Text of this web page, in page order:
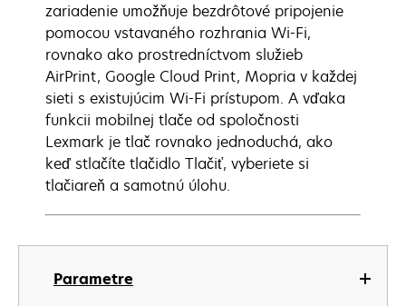
Parametre
zariadenie umožňuje bezdrôtové pripojenie
pomocou vstavaného rozhrania Wi-Fi,
rovnako ako prostredníctvom služieb
AirPrint, Google Cloud Print, Mopria v každej
sieti s existujúcim Wi-Fi prístupom. A vďaka
funkcii mobilnej tlače od spoločnosti
Lexmark je tlač rovnako jednoduchá, ako
keď stlačíte tlačidlo Tlačiť, vyberiete si
tlačiareň a samotnú úlohu.